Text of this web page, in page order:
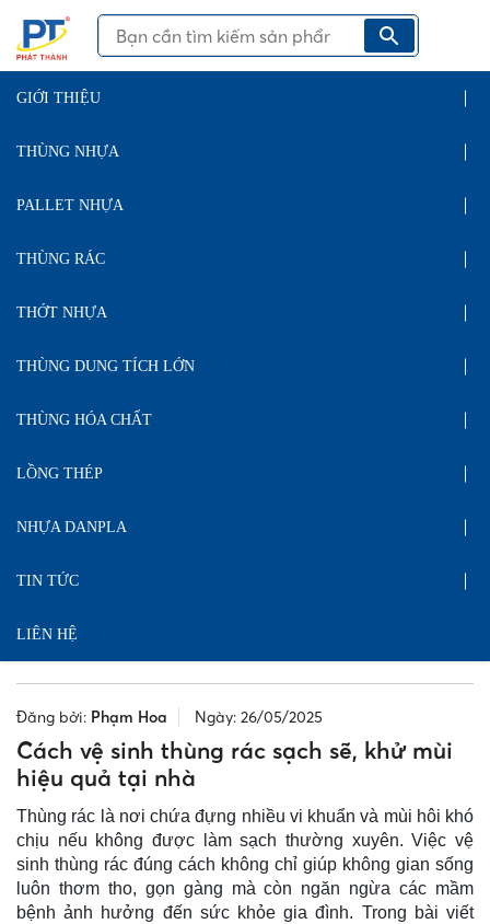
GIỚI THIỆU
THÙNG NHỰA
PALLET NHỰA
THÙNG RÁC
THỚT NHỰA
THÙNG DUNG TÍCH LỚN
THÙNG HÓA CHẤT
LỒNG THÉP
NHỰA DANPLA
TIN TỨC
LIÊN HỆ
Đăng bởi: Phạm Hoa Ngày: 26/05/2025
Cách vệ sinh thùng rác sạch sẽ, khử mùi
hiệu quả tại nhà
Thùng rác là nơi chứa đựng nhiều vi khuẩn và mùi hôi khó
chịu nếu không được làm sạch thường xuyên. Việc vệ
sinh thùng rác đúng cách không chỉ giúp không gian sống
luôn thơm tho, gọn gàng mà còn ngăn ngừa các mầm
bệnh ảnh hưởng đến sức khỏe gia đình. Trong bài viết